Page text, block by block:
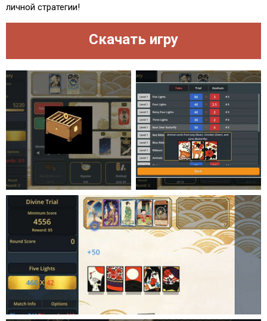
личной стратегии!
Скачать игру